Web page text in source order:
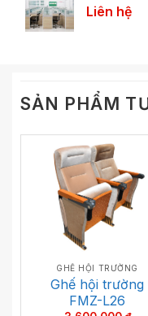
Liên hệ
SẢN PHẨM
GHẾ HỘI TRƯỜNG
Ghế hội trường
FMZ-L26